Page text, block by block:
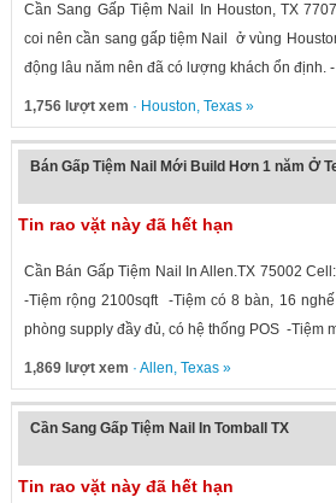
Cần Sang Gấp Tiệm Nail In Houston, TX
coi nên cần sang gấp tiệm Nail ở vùng
động lâu năm nên đã có lượng khách ổn định. -
1,756 lượt xem · Houston, Texas»
Bán Gấp Tiệm Nail Mới Build Hơn 1 năm Ở
Tin rao vặt này đã hết hạn
Cần Bán Gấp Tiệm Nail In Allen.TX 75002
-Tiệm rộng 2100sqft -Tiệm có 8 bàn, 16
phòng supply đầy đủ, có hệ thống POS -Tiệm
1,869 lượt xem · Allen, Texas»
Cần Sang Gấp Tiệm Nail In Tomball TX
Tin rao vặt này đã hết hạn